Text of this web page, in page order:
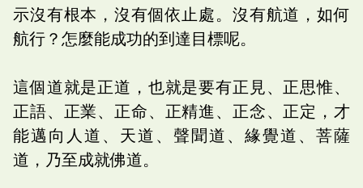
示沒有根本，沒有個依止處。沒有航道，如何
航行？怎麼能成功的到達目標呢。
這個道就是正道，也就是要有正見、正思惟、
正語、正業、正命、正精進、正念、正定，才
能邁向人道、天道、聲聞道、緣覺道、菩薩
道，乃至成就佛道。